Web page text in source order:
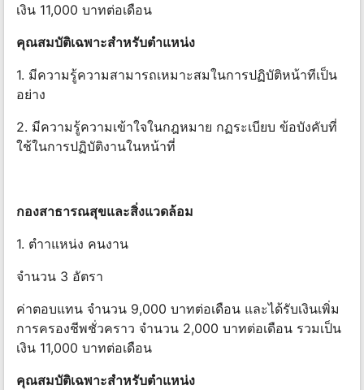
เงิน 11,000 บาทต่อเดือน
คุณสมบัติเฉพาะสําหรับตําแหน่ง
1. มีความรู้ความสามารถเหมาะสมในการปฏิบัติหน้าทีเป็น
อย่าง
2. มีความรู้ความเข้าใจในกฎหมาย กฏระเบียบ ข้อบังคับที่
ใช้ในการปฏิบัติงานในหน้าที่
กองสาธารณสุขและสิ่งแวดล้อม
1. ตําาแหน่ง คนงาน
จํานวน 3 อัตรา
ค่าตอบแทน จํานวน 9,000 บาทต่อเดือน และได้รับเงินเพิ่ม
การครองชีพชั่วคราว จํานวน 2,000 บาทต่อเดือน รวมเป็น
เงิน 11,000 บาทต่อเดือน
คุณสมบัติเฉพาะสําหรับตําแหน่ง